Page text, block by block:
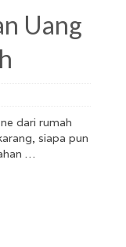
Uang
dari rumah
siapa pun
…